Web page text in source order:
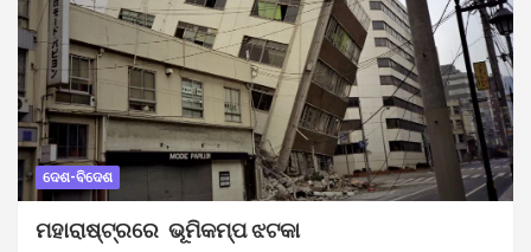
ଦେଶ-ବିଦେଶ
ମହାରାଷ୍ଟ୍ରରେ ଭୂମିକମ୍ପ ଝଟକା